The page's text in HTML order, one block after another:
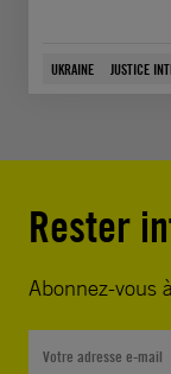
UKRAINE JUSTICE
Rester
Abonnez-vous